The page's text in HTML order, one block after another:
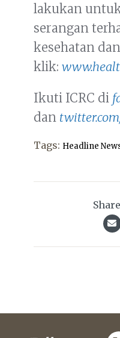
lakukan
serangan
kesehatan
klik:
Ikuti ICRC di
dan
Tags: Headline